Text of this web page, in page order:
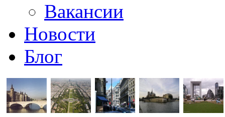
Вакансии
Новости
Блог